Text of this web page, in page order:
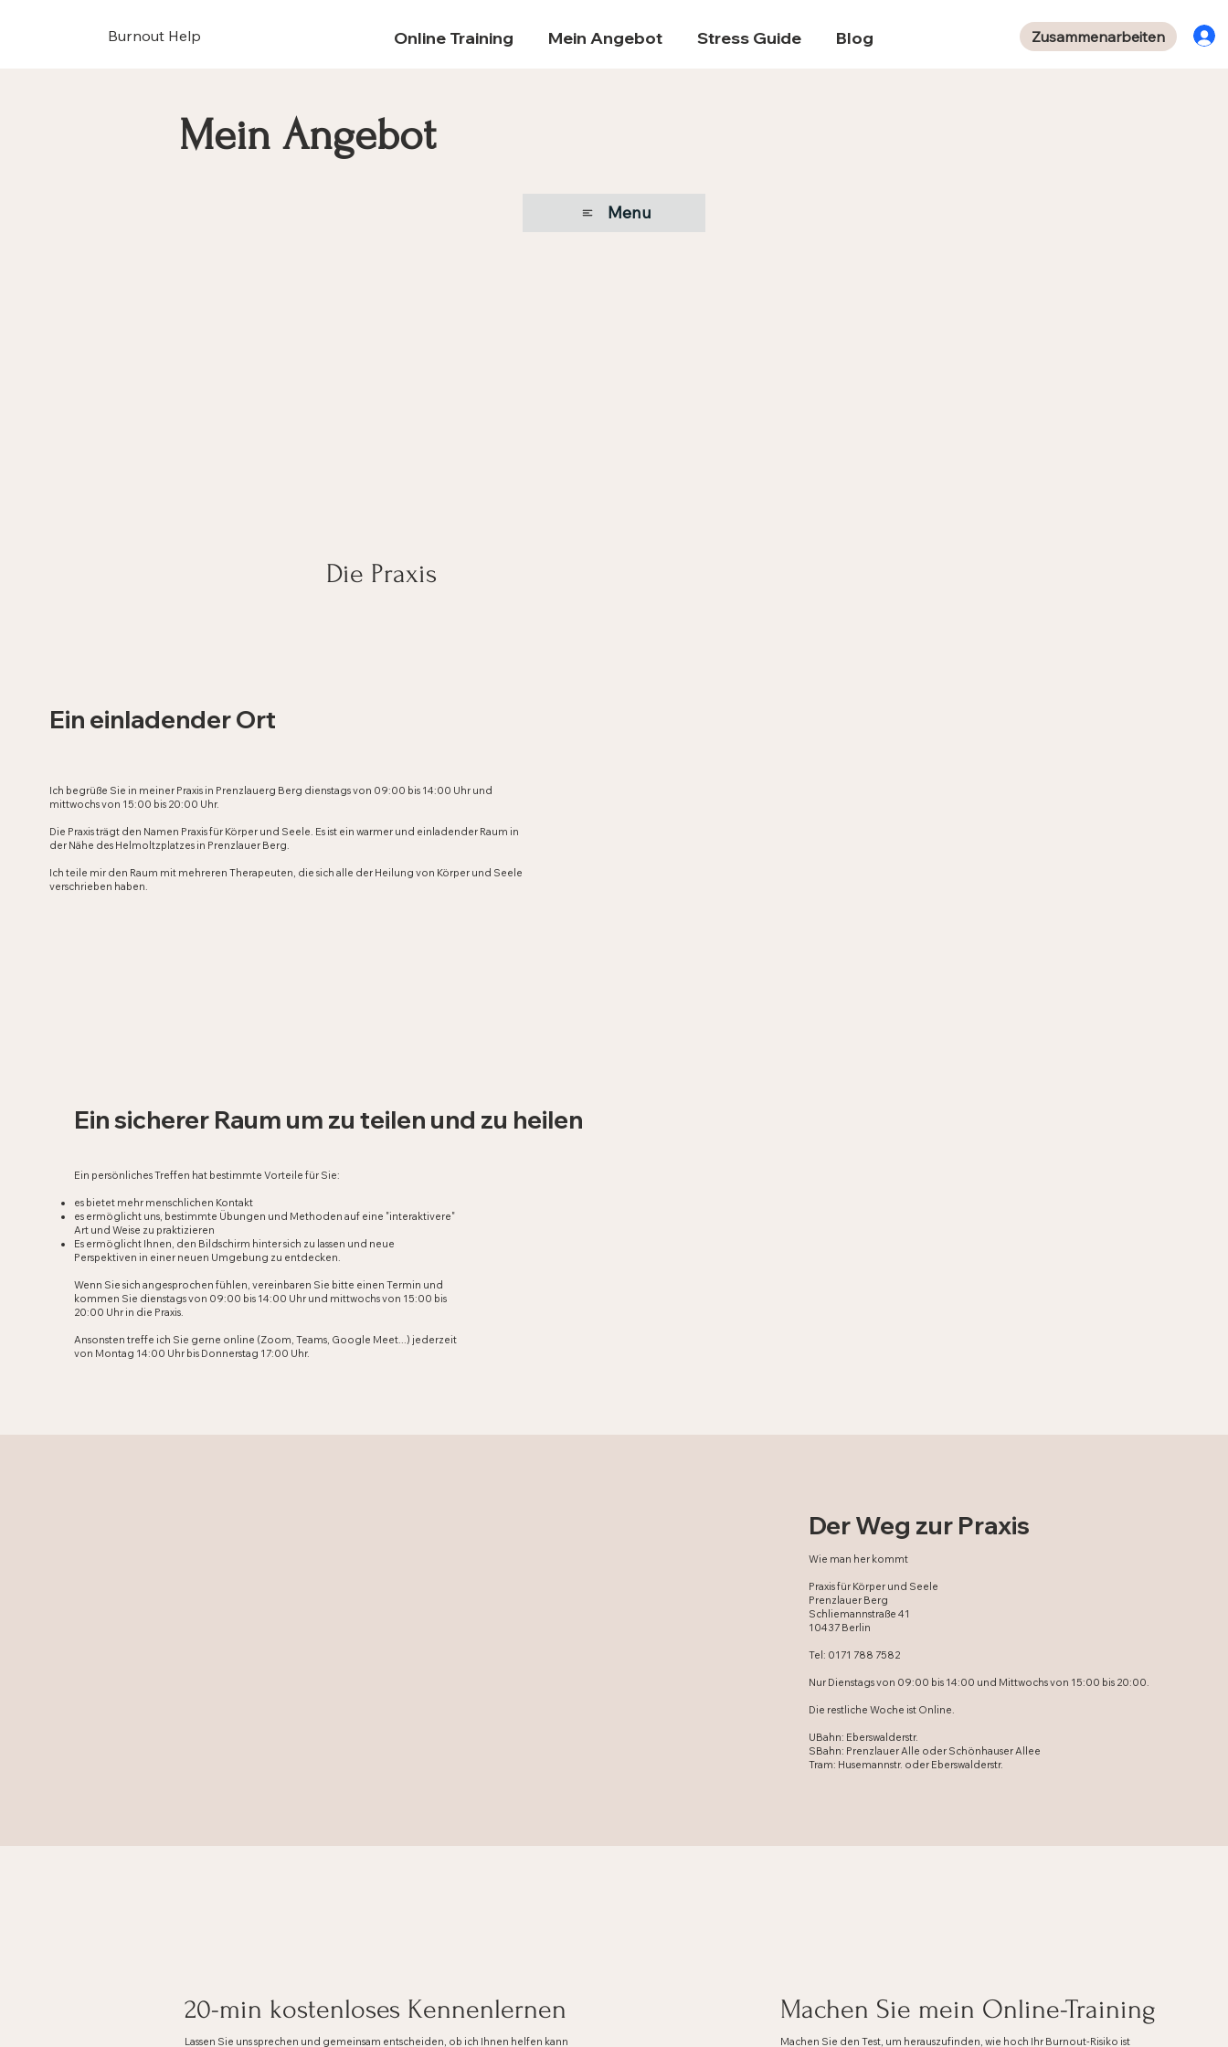
Burnout Help Online Training Mein Angebot Stress Guide Blog Zusammenarbeiten
Mein Angebot
Menu
Die Praxis
Ein einladender Ort
Ich begrüße Sie in meiner Praxis in Prenzlauerg Berg dienstags von 09:00 bis 14:00 Uhr und
mittwochs von 15:00 bis 20:00 Uhr.
Die Praxis trägt den Namen Praxis für Körper und Seele. Es ist ein warmer und einladender Raum in
der Nähe des Helmoltzplatzes in Prenzlauer Berg.
Ich teile mir den Raum mit mehreren Therapeuten, die sich alle der Heilung von Körper und Seele
verschrieben haben.
Ein sicherer Raum um zu teilen und zu heilen
Ein persönliches Treffen hat bestimmte Vorteile für Sie:
es bietet mehr menschlichen Kontakt
es ermöglicht uns, bestimmte Übungen und Methoden auf eine "interaktivere"
Art und Weise zu praktizieren
Es ermöglicht Ihnen, den Bildschirm hinter sich zu lassen und neue
Perspektiven in einer neuen Umgebung zu entdecken.
Wenn Sie sich angesprochen fühlen, vereinbaren Sie bitte einen Termin und
kommen Sie dienstags von 09:00 bis 14:00 Uhr und mittwochs von 15:00 bis
20:00 Uhr in die Praxis.
Ansonsten treffe ich Sie gerne online (Zoom, Teams, Google Meet...) jederzeit
von Montag 14:00 Uhr bis Donnerstag 17:00 Uhr.
Der Weg zur Praxis
Wie man her kommt
Praxis für Körper und Seele
Prenzlauer Berg
Schliemannstraße 41
10437 Berlin ​
Tel: 0171 788 7582 ​
Nur Dienstags von 09:00 bis 14:00 und Mittwochs von 15:00 bis 20:00.
Die restliche Woche ist Online. ​
UBahn: Eberswalderstr.
SBahn: Prenzlauer Alle oder Schönhauser Allee
Tram: Husemannstr. oder Eberswalderstr.
20-min kostenloses Kennenlernen
Lassen Sie uns sprechen und gemeinsam entscheiden, ob ich Ihnen helfen kann
Machen Sie mein Online-Training
Machen Sie den Test, um herauszufinden, wie hoch Ihr Burnout-Risiko ist